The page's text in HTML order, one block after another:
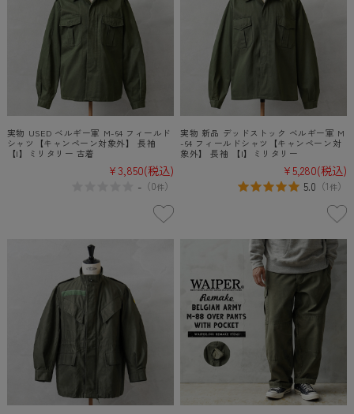
実物 USED ベルギー軍 M-64 フィールド
シャツ【キャンペーン対象外】 長袖
【I】ミリタリー 古着
¥3,850(税込)
-（0件）
実物 新品 デッドストック ベルギー軍 M
-64 フィールドシャツ【キャンペーン対
象外】 長袖 【I】ミリタリー
¥5,280(税込)
5.0 （1件）